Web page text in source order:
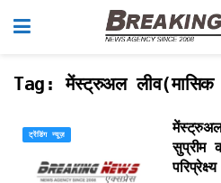
Tag:मेंस्ट्रुअल
ट्रेंडिंग न्यूज़
सुप्रीम